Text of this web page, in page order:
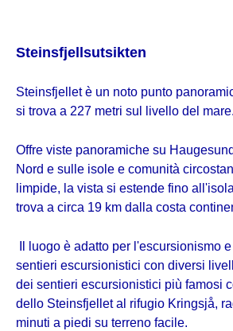
Steinsfjellsutsikten
Steinsfjellet è un noto punto
si trova a 227 metri sul livello del mare.
Offre viste panoramiche su
Nord e sulle isole e comunità
limpide, la vista si estende fino
trova a circa 19 km dalla costa
Il luogo è adatto per l'escursionismo
sentieri escursionistici con diversi
dei sentieri escursionistici più famosi
dello Steinsfjellet al rifugio Kringsjå,
minuti a piedi su terreno facile.